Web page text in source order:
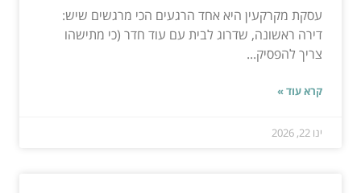
עסקת מקרקעין היא אחד הרגעים הכי מרגשים שיש:
דירה ראשונה, שדרוג לבית עם עוד חדר (כי מתישהו
צריך להפסיק...
קרא עוד »
ינו 22, 2026